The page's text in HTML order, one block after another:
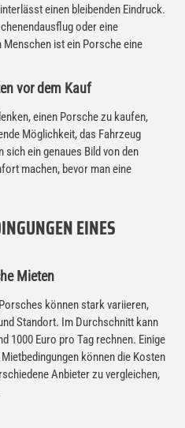
einen bleibenden Eindruck.
oder eine
ist ein Porsche eine
vor dem Kauf
einen Porsche zu kaufen,
Möglichkeit, das Fahrzeug
sich ein genaues Bild von den
machen, bevor man eine
EINES
Mieten
können stark variieren,
Standort. Im Durchschnitt kann
1000 Euro pro Tag rechnen. Einige
können die Kosten
Anbieter zu vergleichen,